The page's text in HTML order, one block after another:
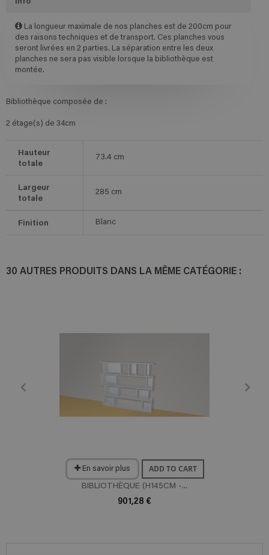
La longueur maximale de nos planches est de 200cm pour
des raisons techniques et de transport. Ces planches vous
seront livrées en 2 parties. La séparation entre les deux
planches ne sera pas visible lorsque la bibliothèque est
montée.
Bibliothèque composée de :
2 étage(s) de 34cm
Hauteur
totale
73.4 cm
Largeur
totale
285 cm
Finition Blanc
30 AUTRES PRODUITS DANS LA MÊME CATÉGORIE :
En savoir plus ADD TO CART
BIBLIOTHÈQUE (H145CM -...
901,28 €